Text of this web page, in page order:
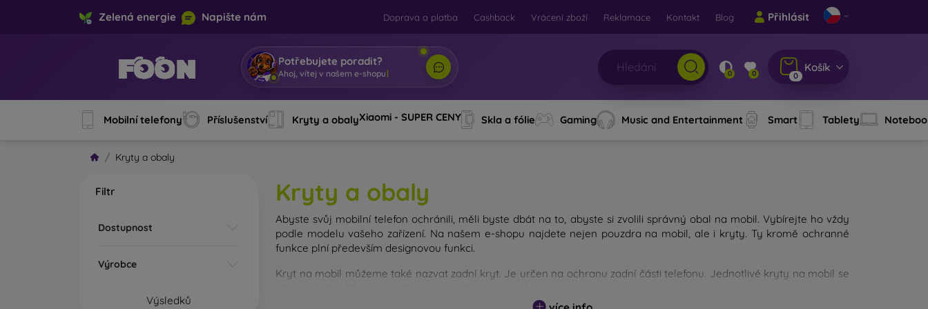
Zelená energie Napište nám Doprava a platba Cashback Vrácení zboží Reklamace Kontakt Blog Přihlásit
Potřebujete poradit?
J| 0 0 0
Košík
Mobilní telefony Příslušenství Kryty a obalyXiaomi - SUPER CENY Skla a fólie Gaming Music and Entertainment Smart Tablety
Kryty a obaly
Filtr
Dostupnost
Výrobce
Výsledků
Kryty a obaly
Abyste svůj mobilní telefon ochránili, měli byste dbát na to, abyste si zvolili správný obal na mobil. Vybírejte ho vždy
podle modelu vašeho zařízení. Na našem e-shopu najdete nejen pouzdra na mobil, ale i kryty. Ty kromě ochranné
funkce plní především designovou funkci.
Kryt na mobil můžeme také nazvat zadní kryt. Je určen na ochranu zadní části telefonu. Jednotlivé kryty na mobil se